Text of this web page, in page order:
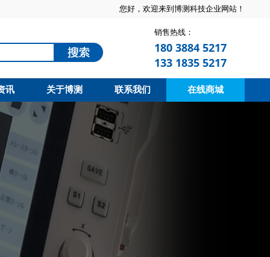
您好，欢迎来到博测科技企业网站！
销售热线：
180 3884 5217
133 1835 5217
讯 关于博测 联系我们 在线商城